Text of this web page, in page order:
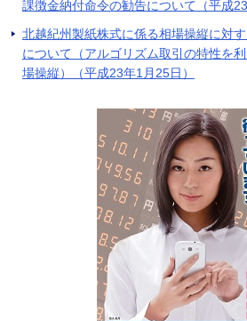
課徴金納付命令の勧告について（平成23
北越紀州製紙株式に係る相場操縦に対
について（アルゴリズム取引の特性を
場操縦）（平成23年1月25日）